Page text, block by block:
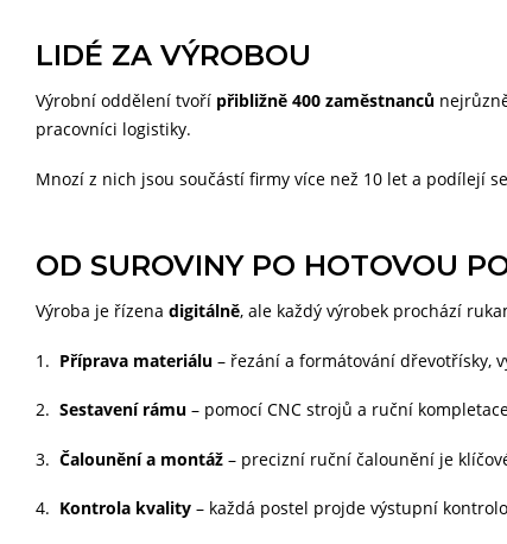
LIDÉ ZA VÝROBOU
Výrobní oddělení tvoří přibližně 400 zaměstnanců
pracovníci logistiky.
Mnozí z nich jsou součástí firmy více než 10 let a podílejí
OD SUROVINY PO HOTOVOU
Výroba je řízena digitálně, ale každý výrobek prochází
Příprava materiálu – řezání a formátování dřevotřísky,
Sestavení rámu – pomocí CNC strojů a ruční
Čalounění a montáž – precizní ruční čalounění je
Kontrola kvality – každá postel projde výstupní